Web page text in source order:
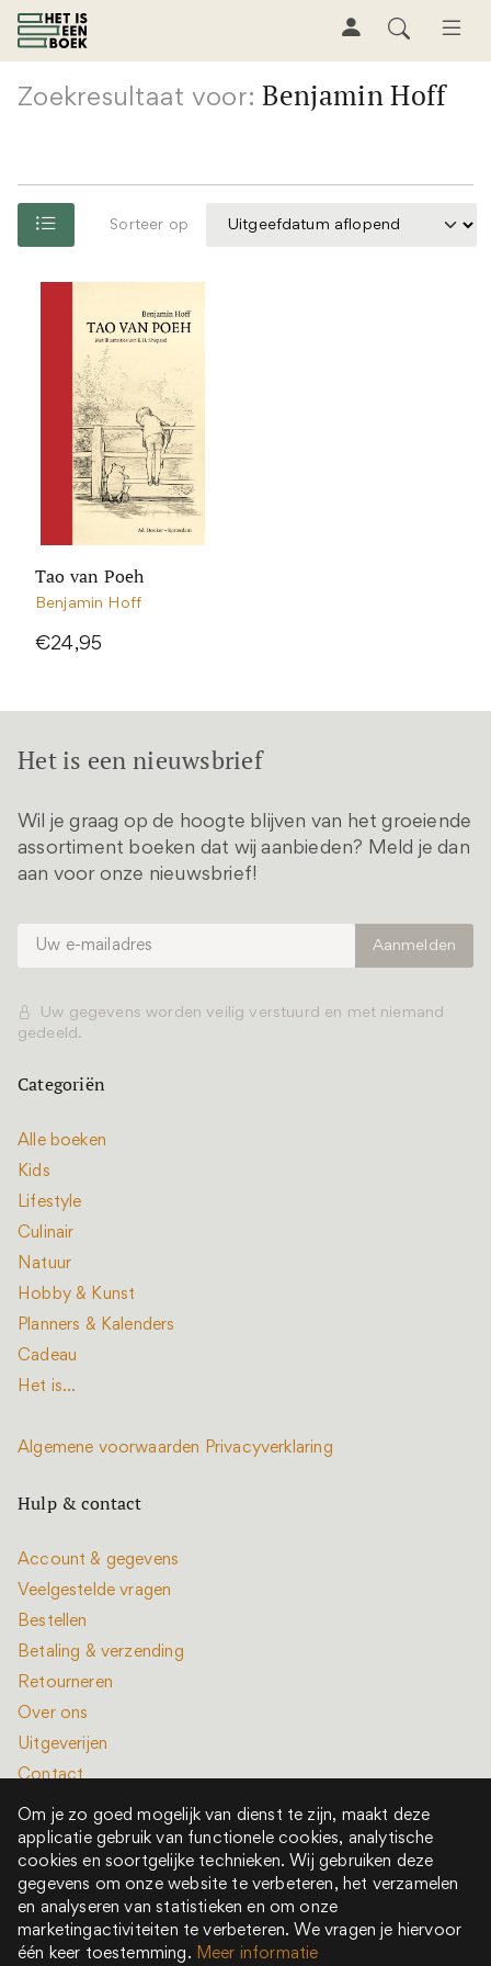
Zoekresultaat voor: Benjamin Hoff
Sorteer op
Tao van Poeh
Benjamin Hoff
€24,95
Het is een nieuwsbrief
Wil je graag op de hoogte blijven van het groeiende
assortiment boeken dat wij aanbieden? Meld je dan
aan voor onze nieuwsbrief!
Uw gegevens worden veilig verstuurd en met niemand
gedeeld.
Categoriën
Alle boeken
Kids
Lifestyle
Culinair
Natuur
Hobby & Kunst
Planners & Kalenders
Cadeau
Het is...
Algemene voorwaarden Privacyverklaring
Hulp & contact
Account & gegevens
Veelgestelde vragen
Bestellen
Betaling & verzending
Retourneren
Over ons
Uitgeverijen
Contact
Alle rechten voorbehouden © 2022 - 2026
Het is een boek is onderdeel van New Book Collective
Om je zo goed mogelijk van dienst te zijn, maakt deze
applicatie gebruik van functionele cookies, analytische
cookies en soortgelijke technieken. Wij gebruiken deze
gegevens om onze website te verbeteren, het verzamelen
en analyseren van statistieken en om onze
marketingactiviteiten te verbeteren. We vragen je hiervoor
één keer toestemming. Meer informatie